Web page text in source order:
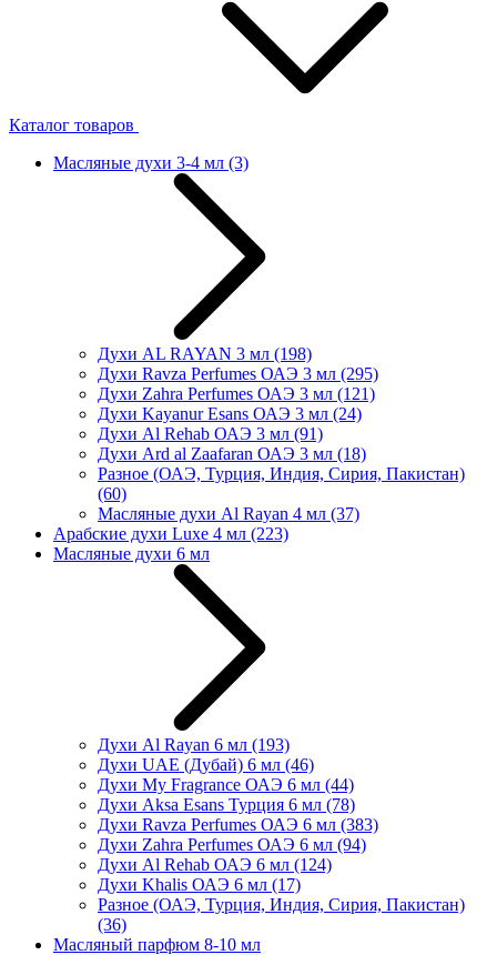
Каталог товаров
Масляные духи 3-4 мл (3)
Духи AL RAYAN 3 мл (198)
Духи Ravza Perfumes ОАЭ 3 мл (295)
Духи Zahra Perfumes ОАЭ 3 мл (121)
Духи Kayanur Esans ОАЭ 3 мл (24)
Духи Al Rehab ОАЭ 3 мл (91)
Духи Ard al Zaafaran ОАЭ 3 мл (18)
Разное (ОАЭ, Турция, Индия, Сирия, Пакистан)
(60)
Масляные духи Al Rayan 4 мл (37)
Арабские духи Luxe 4 мл (223)
Масляные духи 6 мл
Духи Al Rayan 6 мл (193)
Духи UAE (Дубай) 6 мл (46)
Духи My Fragrance ОАЭ 6 мл (44)
Духи Aksa Esans Турция 6 мл (78)
Духи Ravza Perfumes ОАЭ 6 мл (383)
Духи Zahra Perfumes ОАЭ 6 мл (94)
Духи Al Rehab ОАЭ 6 мл (124)
Духи Khalis ОАЭ 6 мл (17)
Разное (ОАЭ, Турция, Индия, Сирия, Пакистан)
(36)
Масляный парфюм 8-10 мл